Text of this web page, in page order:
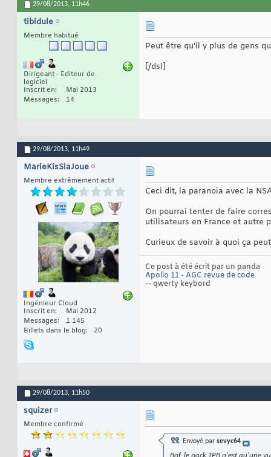
29/08/2013, 11h46
tibidule
Membre habitué
Dirigeant - Editeur de
logiciel
Inscrit en
Mai 2013
Messages
14
Peut être qu'il y plus de gens
[/dsl]
29/08/2013, 11h49
MarieKisSlaJoue
Membre extrêmement actif
Ingénieur Cloud
Inscrit en
Mai 2012
Messages
1 145
Billets dans le blog
20
Ceci dit, la paranoïa avec la
On pourrai tenter de faire
utilisateurs en France et autre
Curieux de savoir à quoi ça
Ce post à été écrit par un panda
Apollo 11 - AGC revue de code
-- qwerty keybord
29/08/2013, 11h50
squizer
Membre confirmé
Envoyé par sevyc64